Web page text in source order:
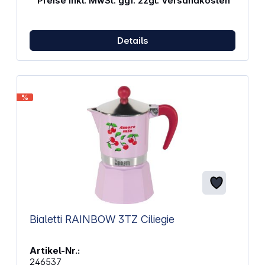
Lieblings-Espresso gespeichert werden kann. Die
verschiedene Tassengrößen anpassen lässt und
Spritzer vermieden werden. Der Wassertank kann
mit 1,2 Litern herausgenommen oder nachgefüllt
werden. Der 0,1 Liter Kessel aus Aluminium wird mit
E.S.E. Kaffeepads 15 Bar Pumpendruck
Vorbrühfunktion für eine verbessertes Aroma 2 Filter
Wasserbehälter (seitlich) Tropfschale (vorne)
Details
%
Bialetti RAINBOW 3TZ Ciliegie
Artikel-Nr.:
246537